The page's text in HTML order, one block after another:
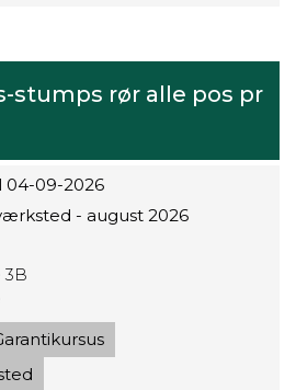
stumps rør alle pos pr
04-09-2026
- august 2026
3B